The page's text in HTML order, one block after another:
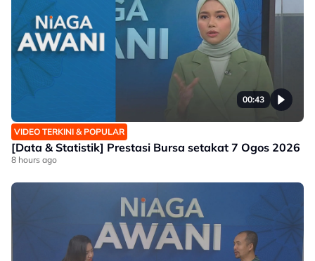
00:43
VIDEO TERKINI & POPULAR
[Data & Statistik] Prestasi Bursa setakat 7 Ogos 2026
8 hours ago